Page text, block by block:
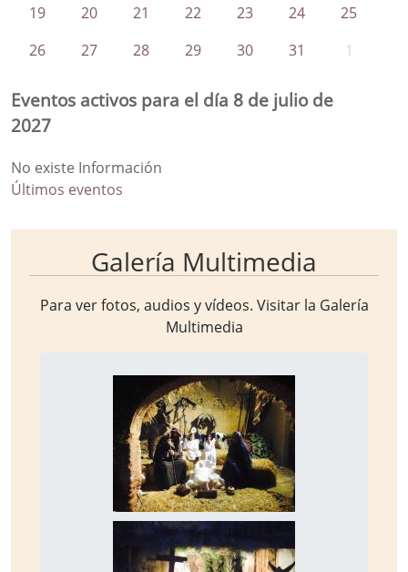
19 20 21 22 23 24
25
26
27 28 29 30 31 1
Eventos activos para el día 8 de julio de
2027
No existe Información
Últimos eventos
Galería Multimedia
Para ver fotos, audios y vídeos. Visitar la Galería
Multimedia